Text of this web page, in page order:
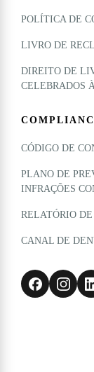
POLÍTICA DE
LIVRO DE
DIREITO DE
CELEBRADOS
CÓDIGO DE
PLANO DE
INFRAÇÕES
RELATÓRIO
CANAL DE